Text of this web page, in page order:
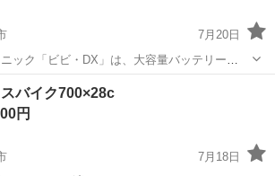
7月20日
ック「ビビ・DX」は、大容量バッテリー
と充実した快適装備で人気の電動アシスト自
動アシスト自転車
バイク700×28c
円
7月18日